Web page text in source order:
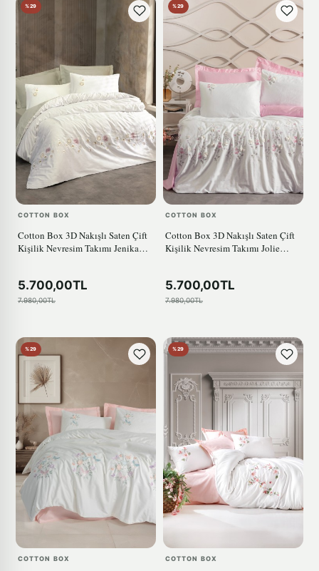
%29
COTTON BOX
Cotton Box 3D Nakışlı Saten Çift
Kişilik Nevresim Takımı Jenika
5.700,00TL
7.980,00TL
%29
COTTON BOX
Cotton Box 3D Nakışlı Saten Çift
Kişilik Nevresim Takımı Jolie
5.700,00TL
7.980,00TL
%29
COTTON BOX
%29
COTTON BOX